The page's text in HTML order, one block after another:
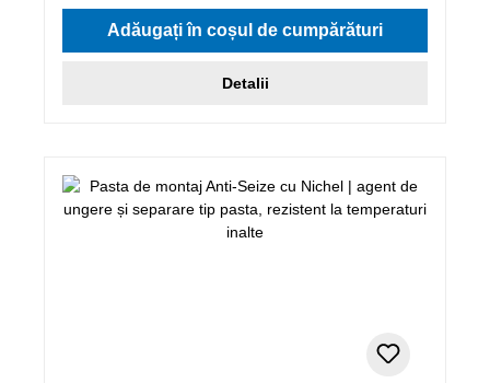
Evaluarea medie de 5 din 5 stele
Adăugați în coșul de cumpărături
Detalii